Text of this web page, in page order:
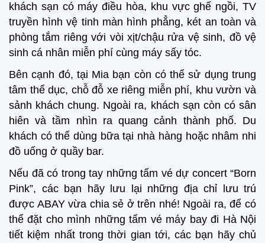
khách sạn có máy điều hòa, khu vực ghế ngồi, TV
truyền hình vệ tinh màn hình phẳng, két an toàn và
phòng tắm riêng với vòi xịt/chậu rửa vệ sinh, đồ vệ
sinh cá nhân miễn phí cùng máy sấy tóc.
Bên cạnh đó, tại Mia bạn còn có thể sử dụng trung
tâm thể dục, chỗ đỗ xe riêng miễn phí, khu vườn và
sảnh khách chung. Ngoài ra, khách sạn còn có sân
hiên và tầm nhìn ra quang cảnh thành phố. Du
khách có thể dùng bữa tại nhà hàng hoặc nhâm nhi
đồ uống ở quầy bar.
Nếu đã có trong tay những tấm vé dự concert “Born
Pink”, các bạn hãy lưu lại những địa chỉ lưu trú
được ABAY vừa chia sẻ ở trên nhé! Ngoài ra, để có
thể đặt cho mình những tấm vé máy bay đi Hà Nội
tiết kiệm nhất trong thời gian tới, các bạn hãy chủ